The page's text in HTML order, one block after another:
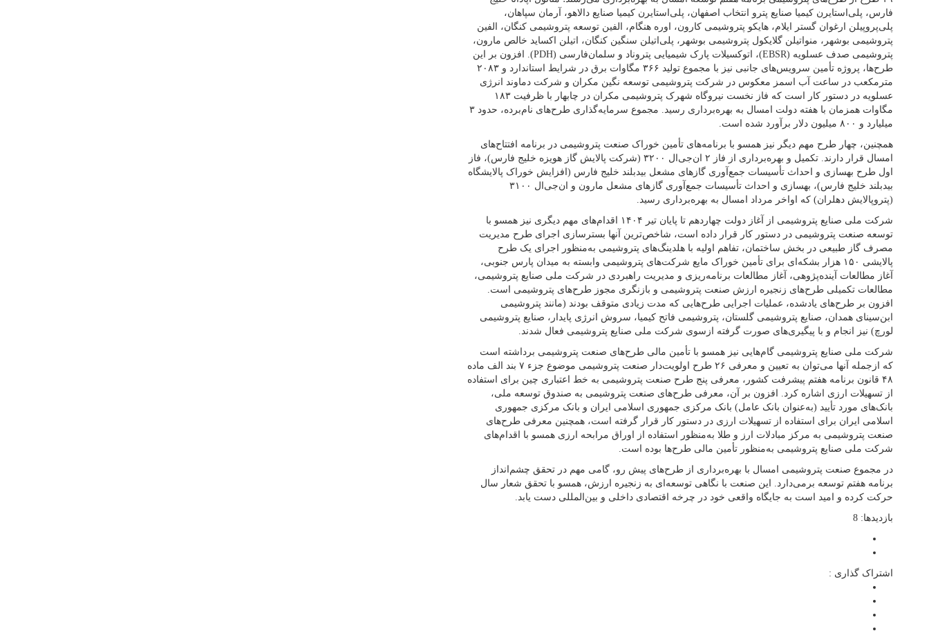
فارس، پلی‌استایرن کیمیا صنایع پترو انتخاب اصفهان، پلی‌استایرن کیمیا صنایع دالاهو، آرمان سپاهان،
پلی‌پروپیلن ارغوان گستر ایلام، هایکو پتروشیمی کارون، اوره هنگام، الفین توسعه پتروشیمی کنگان، الفین
پتروشیمی بوشهر، منواتیلن گلایکول پتروشیمی بوشهر، پلی‌اتیلن سنگین کنگان، اتیلن اکساید خالص مارون،
پتروشیمی صدف عسلویه (EBSR)، اتوکسیلات پارک شیمیایی پتروناد و سلمان‌فارسی (PDH). افزون بر این
طرح‌ها، پروژه تأمین سرویس‌های جانبی نیز با مجموع تولید ۳۶۶ مگاوات برق در شرایط استاندارد و ۲۰۸۳
مترمکعب در ساعت آب اسمز معکوس در شرکت پتروشیمی توسعه نگین مکران و شرکت دماوند انرژی
عسلویه در دستور کار است که فاز نخست نیروگاه شهرک پتروشیمی مکران در چابهار با ظرفیت ۱۸۳
مگاوات همزمان با هفته دولت امسال به بهره‌برداری رسید. مجموع سرمایه‌گذاری طرح‌های نام‌برده، حدود ۳
میلیارد و ۸۰۰ میلیون دلار برآورد شده است.
همچنین، چهار طرح مهم دیگر نیز همسو با برنامه‌های تأمین خوراک صنعت پتروشیمی در برنامه افتتاح‌های
امسال قرار دارند. تکمیل و بهره‌برداری از فاز ۲ ان‌جی‌ال ۳۲۰۰ (شرکت پالایش گاز هویزه خلیج فارس)، فاز
اول طرح بهسازی و احداث تأسیسات جمع‌آوری گازهای مشعل بیدبلند خلیج فارس (افزایش خوراک پالایشگاه
بیدبلند خلیج فارس)، بهسازی و احداث تأسیسات جمع‌آوری گازهای مشعل مارون و ان‌جی‌ال ۳۱۰۰
(پتروپالایش دهلران) که اواخر مرداد امسال به بهره‌برداری رسید.
شرکت ملی صنایع پتروشیمی از آغاز دولت چهاردهم تا پایان تیر ۱۴۰۴ اقدام‌های مهم دیگری نیز همسو با
توسعه صنعت پتروشیمی در دستور کار قرار داده است، شاخص‌ترین آنها بسترسازی اجرای طرح مدیریت
مصرف گاز طبیعی در بخش ساختمان، تفاهم اولیه با هلدینگ‌های پتروشیمی به‌منظور اجرای یک طرح
پالایشی ۱۵۰ هزار بشکه‌ای برای تأمین خوراک مایع شرکت‌های پتروشیمی وابسته به میدان پارس جنوبی،
آغاز مطالعات آینده‌پژوهی، آغاز مطالعات برنامه‌ریزی و مدیریت راهبردی در شرکت ملی صنایع پتروشیمی،
مطالعات تکمیلی طرح‌های زنجیره ارزش صنعت پتروشیمی و بازنگری مجوز طرح‌های پتروشیمی است.
افزون بر طرح‌های یادشده، عملیات اجرایی طرح‌هایی که مدت زیادی متوقف بودند (مانند پتروشیمی
ابن‌سینای همدان، صنایع پتروشیمی گلستان، پتروشیمی فاتح کیمیا، سروش انرژی پایدار، صنایع پتروشیمی
لورچ) نیز انجام و با پیگیری‌های صورت گرفته ازسوی شرکت ملی صنایع پتروشیمی فعال شدند.
شرکت ملی صنایع پتروشیمی گام‌هایی نیز همسو با تأمین مالی طرح‌های صنعت پتروشیمی برداشته است
که ازجمله آنها می‌توان به تعیین و معرفی ۲۶ طرح اولویت‌دار صنعت پتروشیمی موضوع جزء ٧ بند الف ماده
۴٨ قانون برنامه هفتم پیشرفت کشور، معرفی پنج طرح صنعت پتروشیمی به خط اعتباری چین برای استفاده
از تسهیلات ارزی اشاره کرد. افزون بر آن، معرفی طرح‌های صنعت پتروشیمی به صندوق توسعه ملی،
بانک‌های مورد تأیید (به‌عنوان بانک عامل) بانک مرکزی جمهوری اسلامی ایران و بانک مرکزی جمهوری
اسلامی ایران برای استفاده از تسهیلات ارزی در دستور کار قرار گرفته است، همچنین معرفی طرح‌های
صنعت پتروشیمی به مرکز مبادلات ارز و طلا به‌منظور استفاده از اوراق مرابحه ارزی همسو با اقدام‌های
شرکت ملی صنایع پتروشیمی به‌منظور تأمین مالی طرح‌ها بوده است.
در مجموع صنعت پتروشیمی امسال با بهره‌برداری از طرح‌های پیش‌ رو، گامی مهم در تحقق چشم‌انداز
برنامه هفتم توسعه برمی‌دارد. این صنعت با نگاهی توسعه‌ای به زنجیره ارزش، همسو با تحقق شعار سال
حرکت کرده و امید است به جایگاه واقعی خود در چرخه اقتصادی داخلی و بین‌المللی دست یابد.
بازدیدها: 8
اشتراک گذاری :